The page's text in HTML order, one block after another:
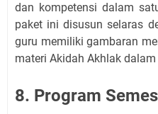
dan kompetensi dalam
paket ini disusun selaras
guru memiliki gambaran
materi Akidah Akhlak
8. Program